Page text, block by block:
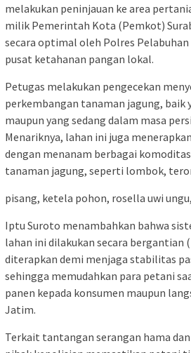
melakukan peninjauan ke area
milik Pemerintah Kota (Pemkot)
secara optimal oleh Polres Pelabuhan
pusat ketahanan pangan lokal.
Petugas melakukan pengecekan
perkembangan tanaman jagung, baik
maupun yang sedang dalam masa
Menariknya, lahan ini juga
dengan menanam berbagai
tanaman jagung, seperti lombok,
pisang, ketela pohon, rosella uwi
Iptu Suroto menambahkan bahwa
lahan ini dilakukan secara bergantian
diterapkan demi menjaga stabilitas
sehingga memudahkan para petani
panen kepada konsumen maupun
Jatim.
Terkait tantangan serangan hama